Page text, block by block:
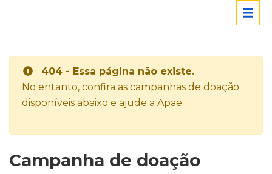
404 - Essa página não existe.
No entanto, confira as campanhas de doação
disponíveis abaixo e ajude a Apae:
Campanha de doação